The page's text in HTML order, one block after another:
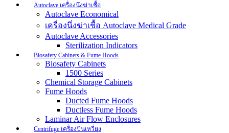
Autoclave เครื่องนึ่งฆ่าเชื้อ
Autoclave Economical
เครื่องนึ่งฆ่าเชื้อ Autoclave Medical Grade
Autoclave Accessories
Sterilization Indicators
Biosafety Cabinets & Fume Hoods
Biosafety Cabinets
1500 Series
Chemical Storage Cabinets
Fume Hoods
Ducted Fume Hoods
Ductless Fume Hoods
Laminar Air Flow Enclosures
Centrifuge เครื่องปั่นเหวี่ยง